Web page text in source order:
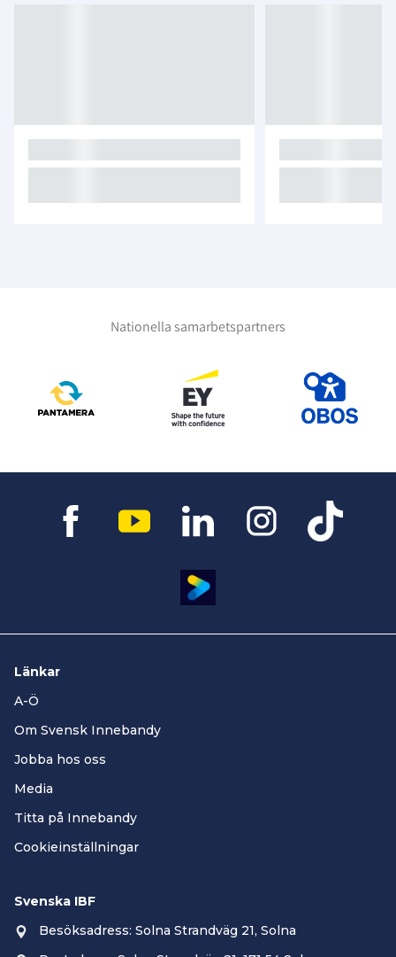
Nationella samarbetspartners
Länkar
A-Ö
Om Svensk Innebandy
Jobba hos oss
Media
Titta på Innebandy
Cookieinställningar
Svenska IBF
Besöksadress: Solna Strandväg 21, Solna